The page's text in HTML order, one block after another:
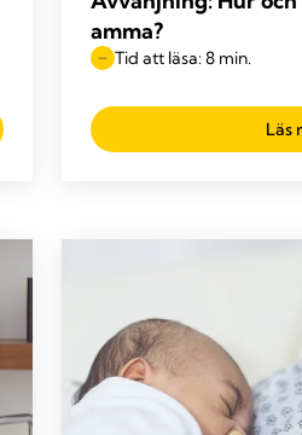
amma?
Tid att läsa: 8 min.
Läs